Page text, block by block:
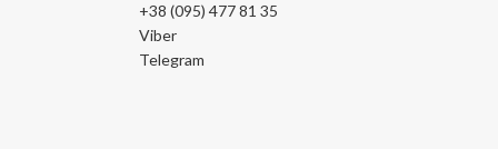
+38 (095) 477 81 35
Viber
Telegram